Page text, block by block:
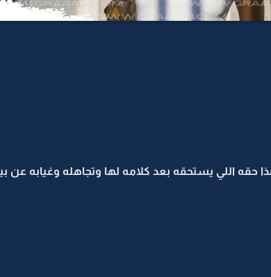
اللي يستحقه بعد كلامه لها وتجاهله وغيابه عن